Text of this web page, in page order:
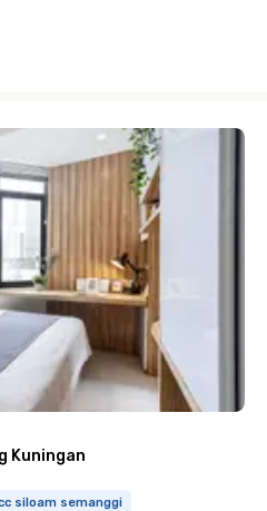
Kuningan
siloam semanggi